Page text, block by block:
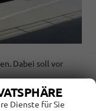
Dabei soll vor
Dienste für Sie